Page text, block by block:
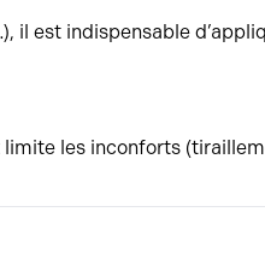
il est indispensable
les inconforts